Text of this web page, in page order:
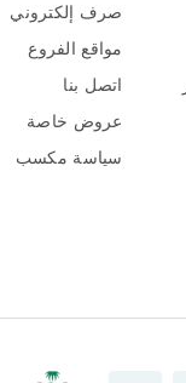
صرف إلكتروني
مواقع الفروع
اتصل بنا
عروض خاصة
سياسة مكسب